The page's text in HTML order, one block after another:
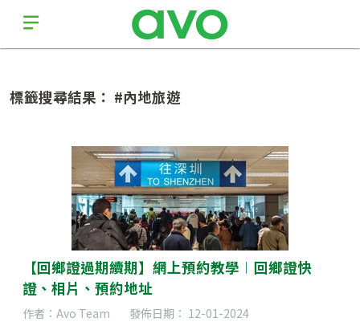
標籤搜尋結果： #內地旅遊
【回鄉證過期續期】網上預約教學︱回鄉證快
證、相片、預約地址
作者：Avo Team 發佈日期： 12-01-2024